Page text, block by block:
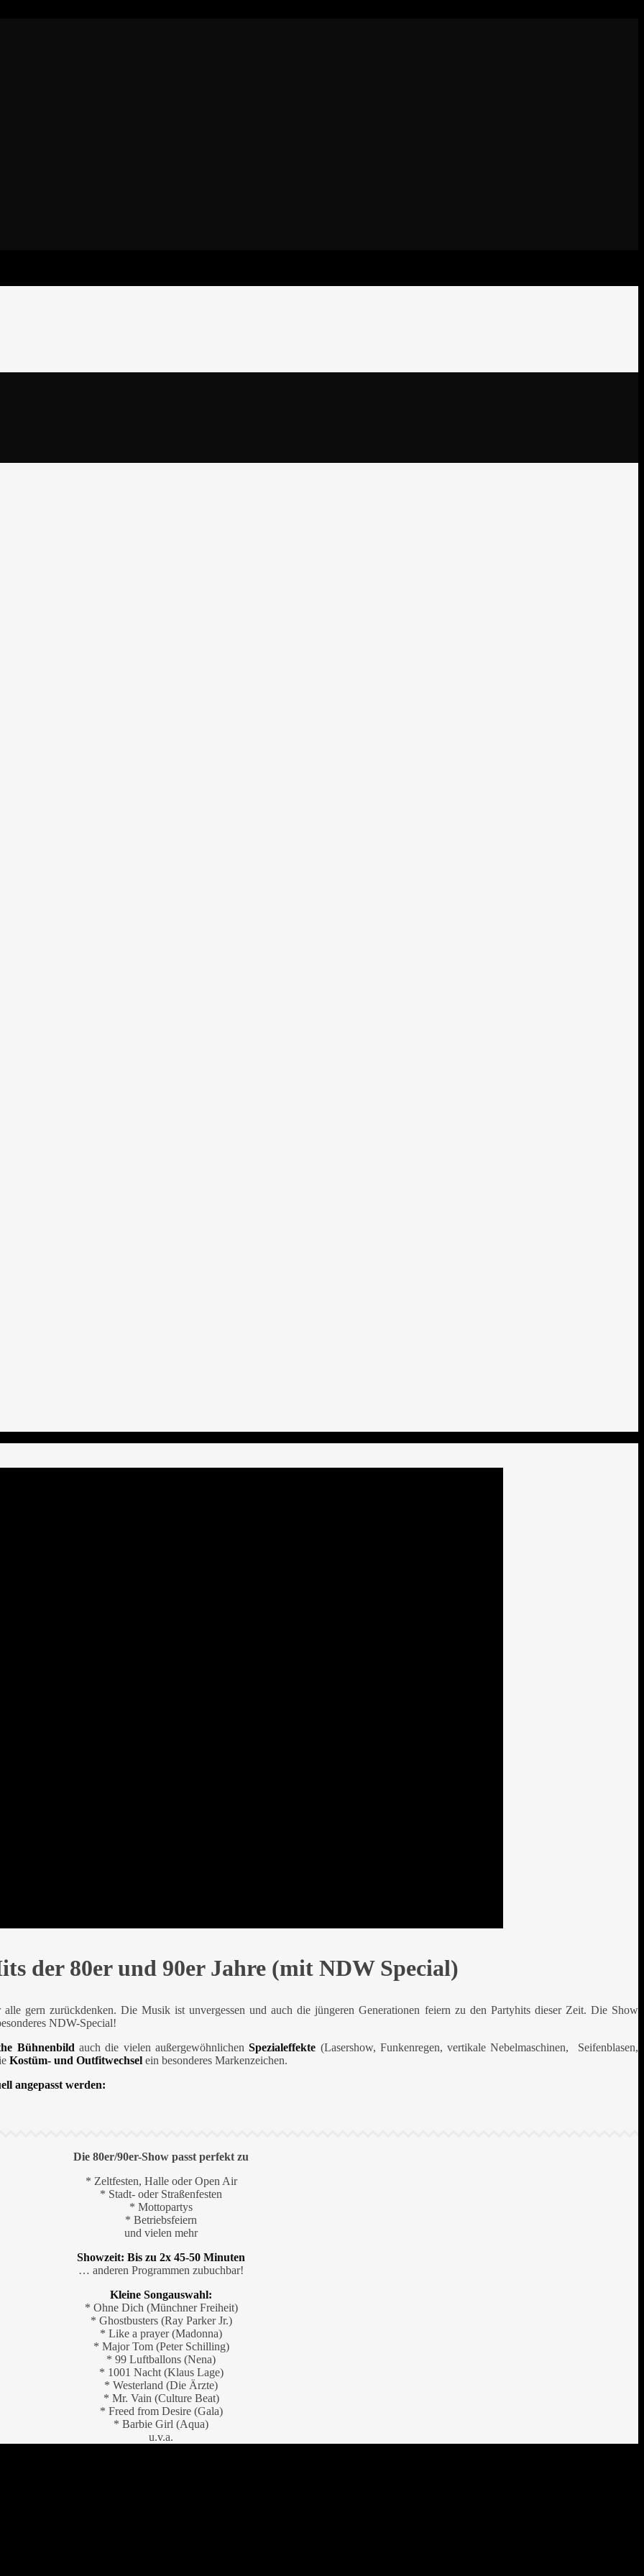
der 80er und 90er Jahre (mit NDW Special)
gern zurückdenken. Die Musik ist unvergessen und auch die jüngeren Generationen feiern zu den Partyhits dieser Zeit. Die Show
NDW-Special!
Bühnenbild auch die vielen außergewöhnlichenSpezialeffekte (Lasershow, Funkenregen, vertikale Nebelmaschinen, Seifenblasen,
Kostüm- und Outfitwechsel ein besonderes Markenzeichen.
angepasst werden:
Die 80er/90er-Show passt perfekt zu
* Zeltfesten, Halle oder Open Air
* Stadt- oder Straßenfesten
* Mottopartys
* Betriebsfeiern
und vielen mehr
Showzeit: Bis zu 2x 45-50 Minuten
… anderen Programmen zubuchbar!
Kleine Songauswahl:
* Ohne Dich (Münchner Freiheit)
* Ghostbusters (Ray Parker Jr.)
* Like a prayer (Madonna)
* Major Tom (Peter Schilling)
* 99 Luftballons (Nena)
* 1001 Nacht (Klaus Lage)
* Westerland (Die Ärzte)
* Mr. Vain (Culture Beat)
* Freed from Desire (Gala)
* Barbie Girl (Aqua)
u.v.a.